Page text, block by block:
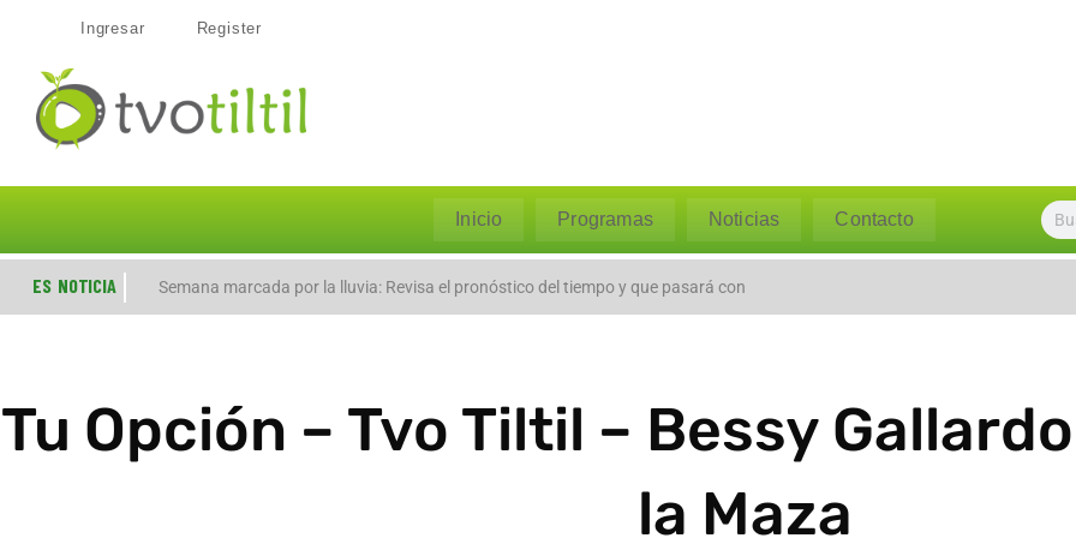
Ingresar Register
Inicio Programas Noticias Contacto
ES NOTICIA
Semana marcada por la lluvia: Revisa el pronóstico del tiempo y que pasará con
Evacúan preventivamente a familias por aumento del caudal del río Polpaico ant
Tu Opción – Tvo Tiltil – Bessy
la Maza